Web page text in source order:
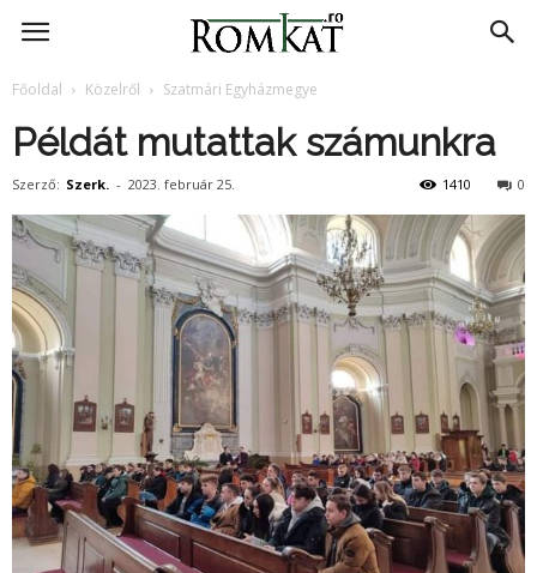
RomKat.ro
Főoldal Közelről Szatmári Egyházmegye
Példát mutattak számunkra
Szerző: Szerk. - 2023. február 25. 0
1410